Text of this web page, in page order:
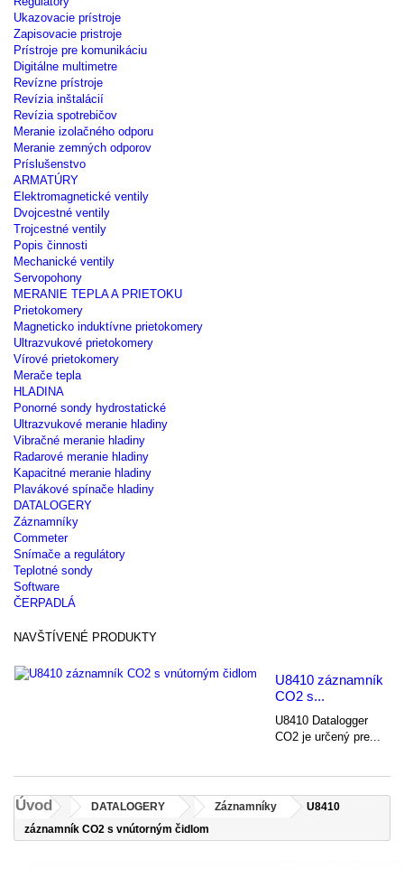
Ukazovacie prístroje
Zapisovacie pristroje
Prístroje pre komunikáciu
Digitálne multimetre
Revízne prístroje
Revízia inštalácií
Revízia spotrebičov
Meranie izolačného odporu
Meranie zemných odporov
Príslušenstvo
ARMATÚRY
Elektromagnetické ventily
Dvojcestné ventily
Trojcestné ventily
Popis činnosti
Mechanické ventily
Servopohony
MERANIE TEPLA A PRIETOKU
Prietokomery
Magneticko induktívne prietokomery
Ultrazvukové prietokomery
Vírové prietokomery
Merače tepla
HLADINA
Ponorné sondy hydrostatické
Ultrazvukové meranie hladiny
Vibračné meranie hladiny
Radarové meranie hladiny
Kapacitné meranie hladiny
Plavákové spínače hladiny
DATALOGERY
Záznamníky
Commeter
Snímače a regulátory
Teplotné sondy
Software
ČERPADLÁ
NAVŠTÍVENÉ PRODUKTY
U8410 záznamník
CO2 s...
U8410 Datalogger
CO2 je určený pre...
Úvod DATALOGERY Záznamníky
U8410
záznamník CO2 s vnútorným čidlom